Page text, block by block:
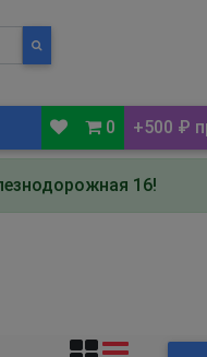
0 +500 ₽
16!